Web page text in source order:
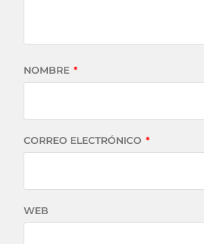
NOMBRE *
CORREO ELECTRÓNICO *
WEB